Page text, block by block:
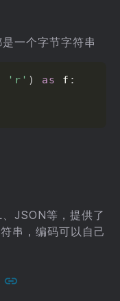
一个字节字符串
'r' ) as f :
JSON等，提供了
串，编码可以自己